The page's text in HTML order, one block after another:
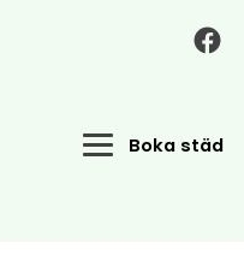
Boka städ